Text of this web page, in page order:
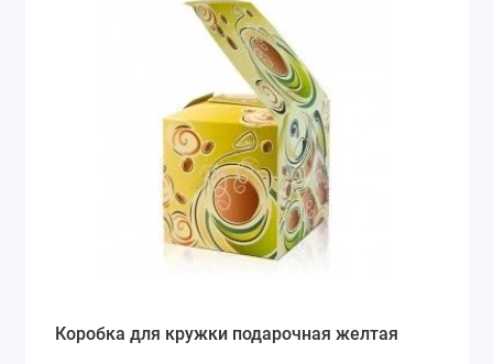
Коробка для кружки подарочная желтая